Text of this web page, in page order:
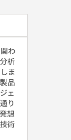
わ
析
ま
品
ェ
り
想
術